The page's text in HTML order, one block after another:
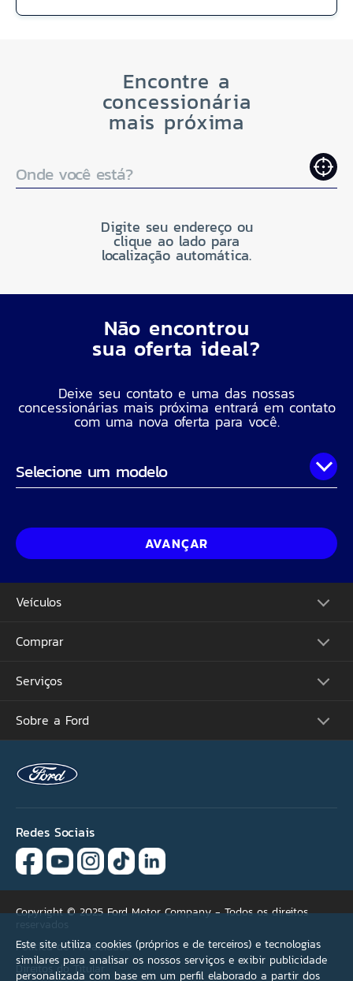
Encontre a
concessionária
mais próxima
Onde você está?
Digite seu endereço ou
clique ao lado para
localização automática.
Não encontrou
sua oferta ideal?
Deixe seu contato e uma das nossas
concessionárias mais próxima entrará em contato
com uma nova oferta para você.
Onde você está?Nome Completo
Telefone
Por que não encontrou
mais de uma opção.
Versão não encontrada
Condições de pagamento
Acessórios
Outros
AVANÇAR
Este site utiliza cookies (próprios e de terceiros) e tecnologias
similares para analisar os nossos serviços e exibir publicidade
personalizada com base em um perfil elaborado a partir dos
Veículos
Picapes
Suvs
Performance
Comprar
Monte o Seu
Ofertas
Concessionárias
Acessórios Ford
Serviços Financeiros
Simule seu Financiamento
Plano Ford Sempre
Serviços
Atualização Sync
Proprietários
Recall
Ford Protect
Revisão Preço Fixo Ford
Agende seu Serviço
Garantia
Quick Lane®
Sobre a Ford
Carreiras
Programa de Estágio
Ford Global
Notícias
Redes Sociais
Copyright © 2025 Ford Motor Company - Todos os direitos
Política de Privacidade
Direitos do Titular